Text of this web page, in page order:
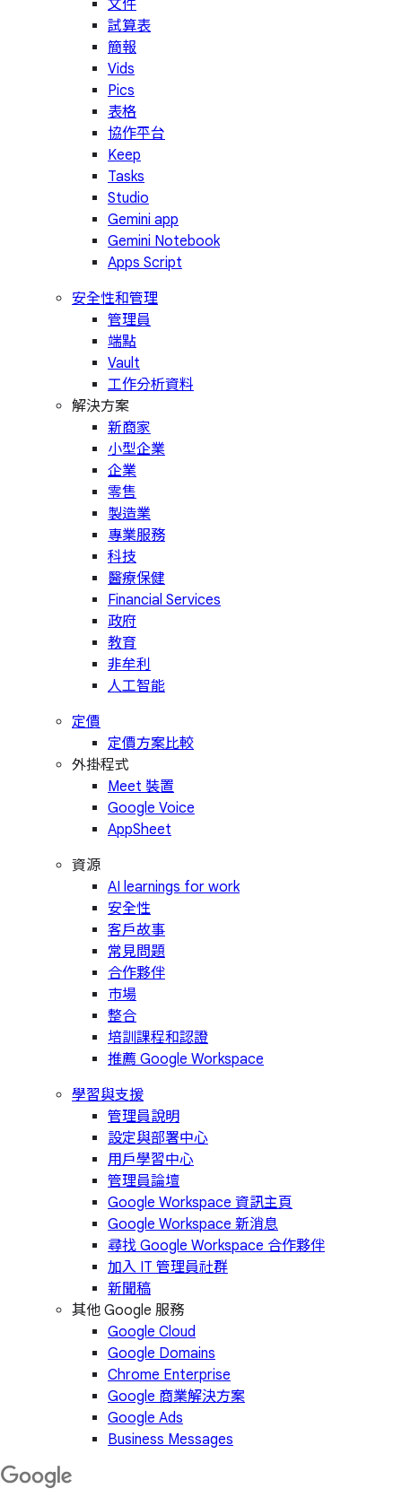
文件
試算表
簡報
Vids
Pics
表格
協作平台
Keep
Tasks
Studio
Gemini app
Gemini Notebook
Apps Script
安全性和管理
管理員
端點
Vault
工作分析資料
解決方案
新商家
小型企業
企業
零售
製造業
專業服務
科技
醫療保健
Financial Services
政府
教育
非牟利
人工智能
定價
定價方案比較
外掛程式
Meet 裝置
Google Voice
AppSheet
資源
AI learnings for work
安全性
客戶故事
常見問題
合作夥伴
市場
整合
培訓課程和認證
推薦 Google Workspace
學習與支援
管理員說明
設定與部署中心
用戶學習中心
管理員論壇
Google Workspace 資訊主頁
Google Workspace 新消息
尋找 Google Workspace 合作夥伴
加入 IT 管理員社群
新聞稿
其他 Google 服務
Google Cloud
Google Domains
Chrome Enterprise
Google 商業解決方案
Google Ads
Business Messages